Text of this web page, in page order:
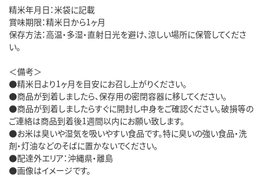
精米年月日：米袋に記載
賞味期限：精米日から1ヶ月
保存方法：高温・多湿・直射日光を避け、涼しい場所に保管してくださ
い。
＜備考＞
●精米日より1ヶ月を目安にお召し上がりください。
●商品が到着しましたら、保存用の密閉容器に移してください。
●商品が到着しましたらすぐに開封し中身をご確認ください。破損等の
ご連絡は商品到着後1週間以内にお願い致します。
●お米は臭いや湿気を吸いやすい食品です。特に臭いの強い食品・洗
剤・灯油などのそばに置かないでください。
●配達外エリア：沖縄県・離島
●画像はイメージです。